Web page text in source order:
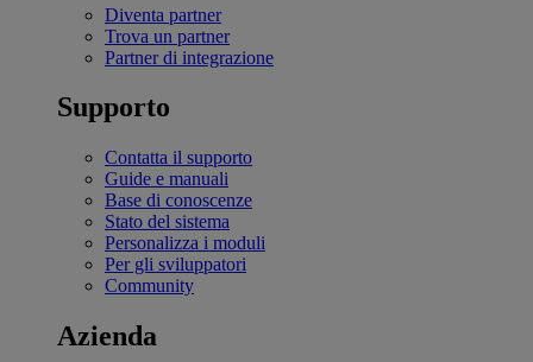
Diventa partner
Trova un partner
Partner di integrazione
Supporto
Contatta il supporto
Guide e manuali
Base di conoscenze
Stato del sistema
Personalizza i moduli
Per gli sviluppatori
Community
Azienda